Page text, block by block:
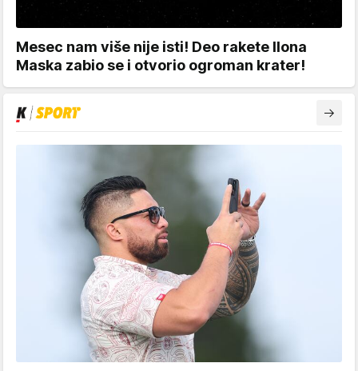
Mesec nam više nije isti! Deo rakete Ilona
Maska zabio se i otvorio ogroman krater!